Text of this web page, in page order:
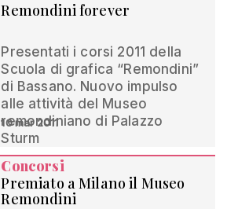
Remondini forever
Presentati i corsi 2011 della
Scuola di grafica “Remondini”
di Bassano. Nuovo impulso
alle attività del Museo
remondiniano di Palazzo
Sturm
10 mar 2011
Concorsi
Premiato a Milano il Museo
Remondini